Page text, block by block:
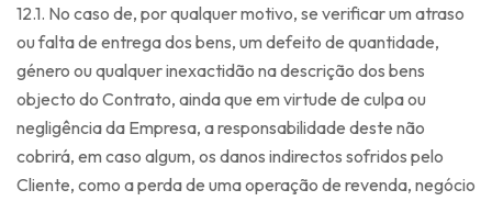
12.1. No caso de, por qualquer motivo, se verificar um atraso
ou falta de entrega dos bens, um defeito de quantidade,
género ou qualquer inexactidão na descrição dos bens
objecto do Contrato, ainda que em virtude de culpa ou
negligência da Empresa, a responsabilidade deste não
cobrirá, em caso algum, os danos indirectos sofridos pelo
Cliente, como a perda de uma operação de revenda, negócio